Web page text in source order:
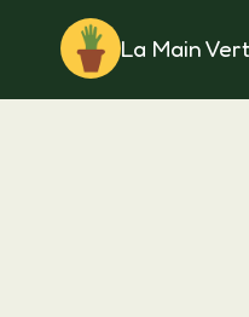
La Main